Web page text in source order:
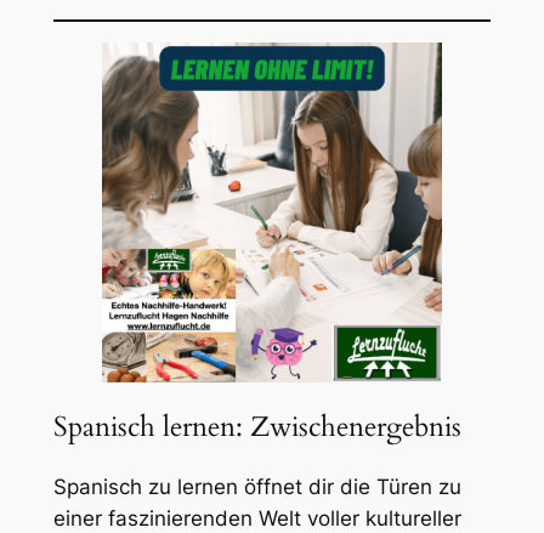
Spanisch lernen: Zwischenergebnis
Spanisch zu lernen öffnet dir die Türen zu
einer faszinierenden Welt voller kultureller